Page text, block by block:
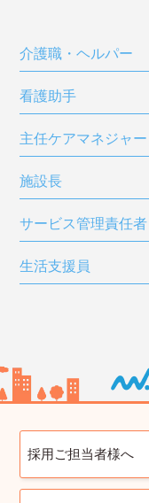
介護職・ヘルパー
看護助手
主任ケアマネジャー
施設長
サービス管理責任者
生活支援員
採用ご担当者様へ